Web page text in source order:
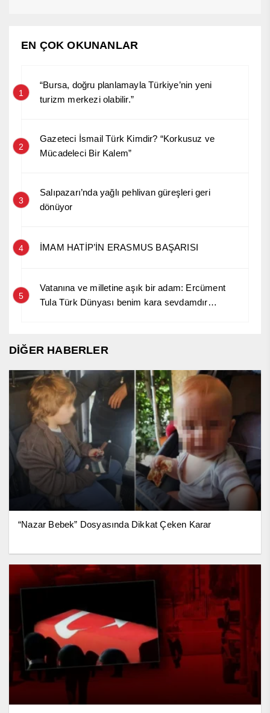
EN ÇOK OKUNANLAR
1
“Bursa, doğru planlamayla Türkiye’nin yeni
turizm merkezi olabilir.”
2
Gazeteci İsmail Türk Kimdir? “Korkusuz ve
Mücadeleci Bir Kalem”
3
Salıpazarı’nda yağlı pehlivan güreşleri geri
dönüyor
4 İMAM HATİP’İN ERASMUS BAŞARISI
5
Vatanına ve milletine aşık bir adam: Ercüment
Tula Türk Dünyası benim kara sevdamdır…
DİĞER HABERLER
“Nazar Bebek” Dosyasında Dikkat Çeken Karar